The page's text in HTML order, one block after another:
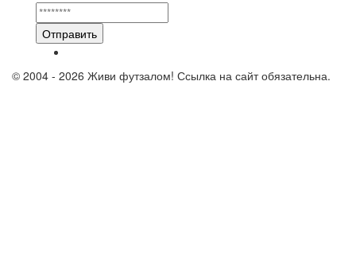
Отправить
© 2004 - 2026 Живи футзалом! Ссылка на сайт обязательна.